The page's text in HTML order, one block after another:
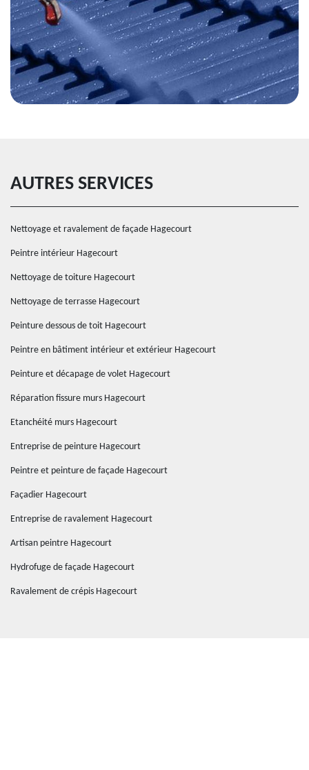
AUTRES SERVICES
Nettoyage et ravalement de façade Hagecourt
Peintre intérieur Hagecourt
Nettoyage de toiture Hagecourt
Nettoyage de terrasse Hagecourt
Peinture dessous de toit Hagecourt
Peintre en bâtiment intérieur et extérieur Hagecourt
Peinture et décapage de volet Hagecourt
Réparation fissure murs Hagecourt
Etanchéité murs Hagecourt
Entreprise de peinture Hagecourt
Peintre et peinture de façade Hagecourt
Façadier Hagecourt
Entreprise de ravalement Hagecourt
Artisan peintre Hagecourt
Hydrofuge de façade Hagecourt
Ravalement de crépis Hagecourt